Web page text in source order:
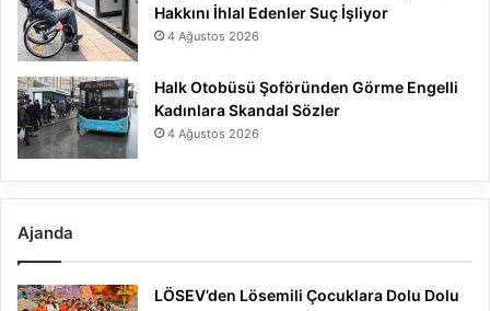
Hakkını İhlal Edenler Suç İşliyor
4 Ağustos 2026
Halk Otobüsü Şoföründen Görme Engelli
Kadınlara Skandal Sözler
4 Ağustos 2026
Ajanda
LÖSEV’den Lösemili Çocuklara Dolu Dolu